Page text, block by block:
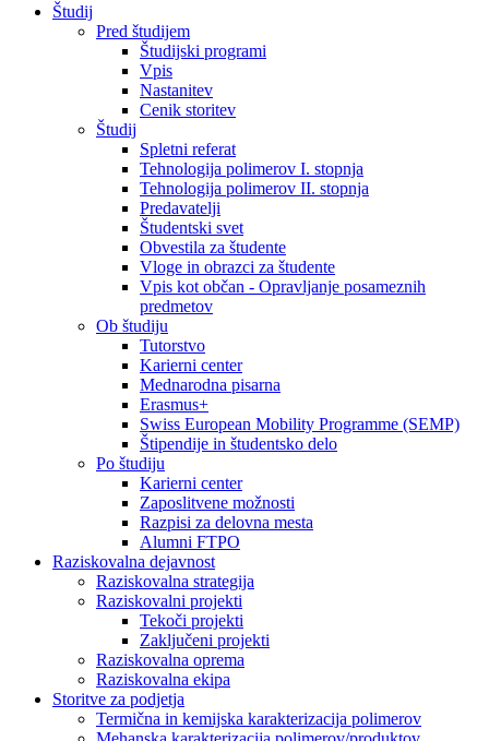
Študij
Pred študijem
Študijski programi
Vpis
Nastanitev
Cenik storitev
Študij
Spletni referat
Tehnologija polimerov I. stopnja
Tehnologija polimerov II. stopnja
Predavatelji
Študentski svet
Obvestila za študente
Vloge in obrazci za študente
Vpis kot občan - Opravljanje posameznih
predmetov
Ob študiju
Tutorstvo
Karierni center
Mednarodna pisarna
Erasmus+
Swiss European Mobility Programme (SEMP)
Štipendije in študentsko delo
Po študiju
Karierni center
Zaposlitvene možnosti
Razpisi za delovna mesta
Alumni FTPO
Raziskovalna dejavnost
Raziskovalna strategija
Raziskovalni projekti
Tekoči projekti
Zaključeni projekti
Raziskovalna oprema
Raziskovalna ekipa
Storitve za podjetja
Termična in kemijska karakterizacija polimerov